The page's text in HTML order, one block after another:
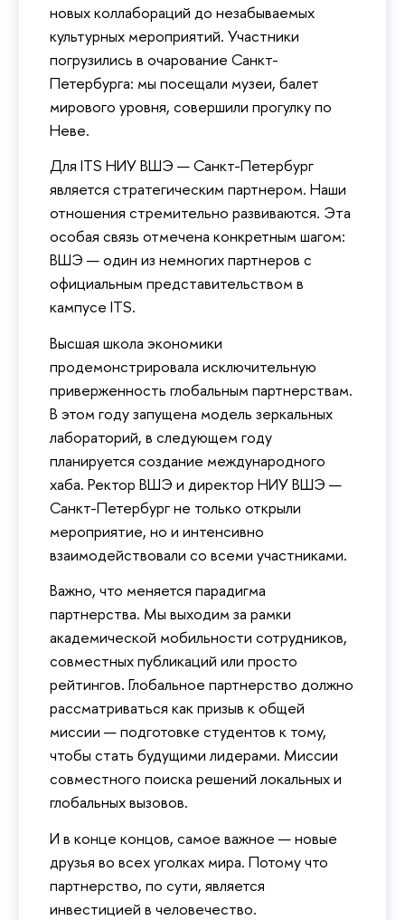
новых коллабораций до незабываемых
культурных мероприятий. Участники
погрузились в очарование Санкт-
Петербурга: мы посещали музеи, балет
мирового уровня, совершили прогулку по
Неве.
Для ITS НИУ ВШЭ — Санкт-Петербург
является стратегическим партнером. Наши
отношения стремительно развиваются. Эта
особая связь отмечена конкретным шагом:
ВШЭ — один из немногих партнеров с
официальным представительством в
кампусе ITS.
Высшая школа экономики
продемонстрировала исключительную
приверженность глобальным партнерствам.
В этом году запущена модель зеркальных
лабораторий, в следующем году
планируется создание международного
хаба. Ректор ВШЭ и директор НИУ ВШЭ —
Санкт-Петербург не только открыли
мероприятие, но и интенсивно
взаимодействовали со всеми участниками.
Важно, что меняется парадигма
партнерства. Мы выходим за рамки
академической мобильности сотрудников,
совместных публикаций или просто
рейтингов. Глобальное партнерство должно
рассматриваться как призыв к общей
миссии — подготовке студентов к тому,
чтобы стать будущими лидерами. Миссии
совместного поиска решений локальных и
глобальных вызовов.
И в конце концов, самое важное — новые
друзья во всех уголках мира. Потому что
партнерство, по сути, является
инвестицией в человечество.